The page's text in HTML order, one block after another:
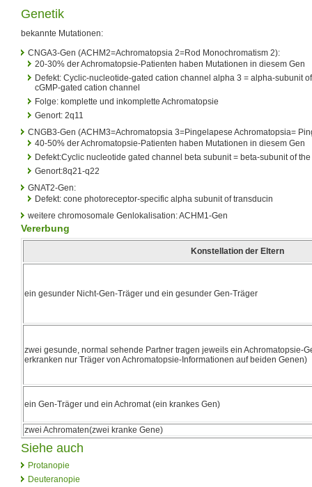
Genetik
bekannte Mutationen:
CNGA3-Gen (ACHM2=Achromatopsia 2=Rod Monochromatism 2):
20-30% der Achromatopsie-Patienten haben Mutationen in diesem Gen
Defekt: Cyclic-nucleotide-gated cation channel alpha 3 = alpha-subunit
cGMP-gated cation channel
Folge: komplette und inkomplette Achromatopsie
Genort: 2q11
CNGB3-Gen (ACHM3=Achromatopsia 3=Pingelapese Achromatopsia=
40-50% der Achromatopsie-Patienten haben Mutationen in diesem Gen
Defekt:Cyclic nucleotide gated channel beta subunit = beta-subunit of
Genort:8q21-q22
GNAT2-Gen:
Defekt: cone photoreceptor-specific alpha subunit of transducin
weitere chromosomale Genlokalisation: ACHM1-Gen
Vererbung
Konstellation der Eltern
ein gesunder Nicht-Gen-Träger und ein gesunder Gen-Träger
zwei gesunde, normal sehende Partner tragen jeweils ein Achromatopsie-
erkranken nur Träger von Achromatopsie-Informationen auf beiden Genen)
ein Gen-Träger und ein Achromat (ein krankes Gen)
zwei Achromaten(zwei kranke Gene)
Siehe auch
Protanopie
Deuteranopie